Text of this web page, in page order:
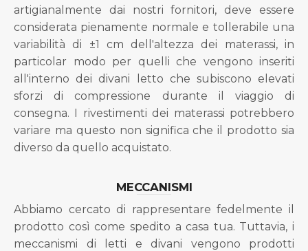
artigianalmente dai nostri fornitori, deve essere
considerata pienamente normale e tollerabile una
variabilità di ±1 cm dell'altezza dei materassi, in
particolar modo per quelli che vengono inseriti
all'interno dei divani letto che subiscono elevati
sforzi di compressione durante il viaggio di
consegna. I rivestimenti dei materassi potrebbero
variare ma questo non significa che il prodotto sia
diverso da quello acquistato.
MECCANISMI
Abbiamo cercato di rappresentare fedelmente il
prodotto così come spedito a casa tua. Tuttavia, i
meccanismi di letti e divani vengono prodotti